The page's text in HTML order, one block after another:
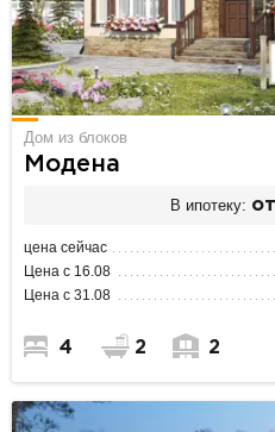
Дом из блоков
Модена
В ипотеку:
цена сейчас
Цена с 16.08
Цена с 31.08
4 2 2